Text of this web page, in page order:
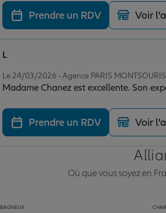
fautes graves avec un recours juridique
sans faute de la part de leur employée
Prendre un RDV Voir
Le 24/03/2026 - Agence PARIS MONTSOURIS
Madame Chanez est excellente. Son
L
Prendre un RDV Voir
Où que vous soyez en
BAGNEUX